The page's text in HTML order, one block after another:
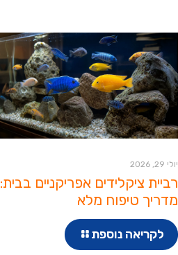
יולי 29, 2026
רביית ציקלידים אפריקניים בבית:
מדריך טיפוח מלא
לקריאה נוספת